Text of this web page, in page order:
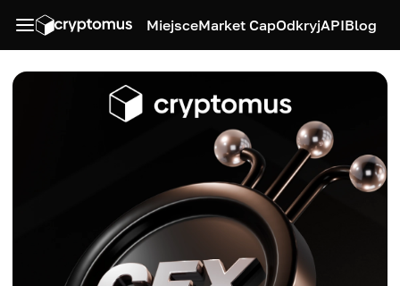
MiejsceMarket CapOdkryjAPIBlog